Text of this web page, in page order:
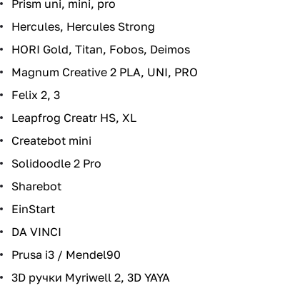
Prism uni, mini, pro
Hercules, Hercules Strong
HORI Gold, Titan, Fobos, Deimos
Magnum Creative 2 PLA, UNI, PRO
Felix 2, 3
Leapfrog Creatr HS, XL
Createbot mini
Solidoodle 2 Pro
Sharebot
EinStart
DA VINCI
Prusa i3 / Mendel90
3D ручки Myriwell 2, 3D YAYA